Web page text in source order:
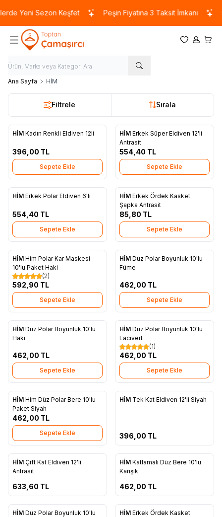
Yeni Sezon Keşfet Peşin Fiyatına 3 Taksit İmkanı
Favorilerim
Hesabım
Ana Sayfa HİM
Filtrele Sırala
HİM Kadın Renkli Eldiven 12li
396,00 TL
Sepete Ekle
Favorilere Ekle
HİM Erkek Süper Eldiven 12'li
Antrasit
554,40 TL
Sepete Ekle
HİM Erkek Polar Eldiven 6'lı
554,40 TL
Sepete Ekle
Favorilere Ekle
HİM Erkek Ördek Kasket
Şapka Antrasit
85,80 TL
Sepete Ekle
Favorilere Ekle
HİM Him Polar Kar Maskesi
10'lu Paket Haki
(2)
592,90 TL
Sepete Ekle
Favorilere Ekle
HİM Düz Polar Boyunluk 10'lu
Füme
462,00 TL
Sepete Ekle
Favorilere Ekle
HİM Düz Polar Boyunluk 10'lu
Haki
462,00 TL
Sepete Ekle
Favorilere Ekle
HİM Düz Polar Boyunluk 10'lu
Lacivert
(1)
462,00 TL
Sepete Ekle
Favorilere Ekle
HİM Him Düz Polar Bere 10'lu
Paket Siyah
462,00 TL
Sepete Ekle
Tükendi
HİM Tek Kat Eldiven 12'li Siyah
396,00 TL
Favorilere Ekle
HİM Çift Kat Eldiven 12'li
Antrasit
633,60 TL
Favorilere Ekle
Tükendi
HİM Katlamalı Düz Bere 10'lu
Karışık
462,00 TL
HİM Düz Polar Boyunluk 10'lu
Tükendi
HİM Erkek Ördek Kasket